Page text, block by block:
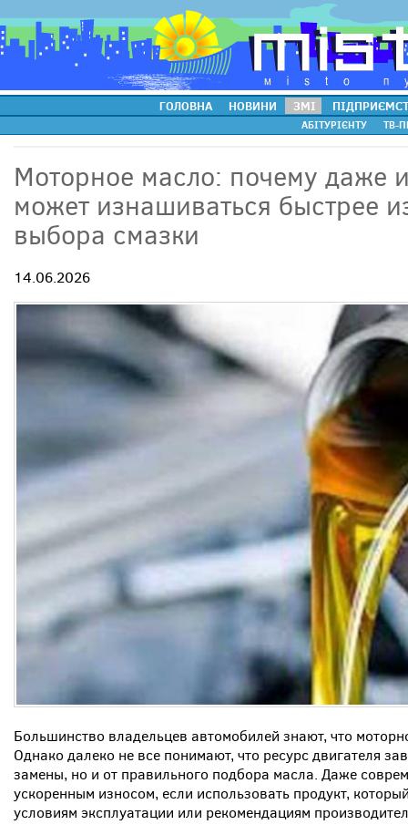
ГОЛОВНА НОВИНИ ЗМІ
АБІТУРІЄНТУ ТВ-
Моторное масло: почему даже
может изнашиваться быстрее
выбора смазки
14.06.2026
Большинство владельцев автомобилей знают, что
Однако далеко не все понимают, что ресурс двигателя
замены, но и от правильного подбора масла. Даже
ускоренным износом, если использовать продукт,
условиям эксплуатации или рекомендациям